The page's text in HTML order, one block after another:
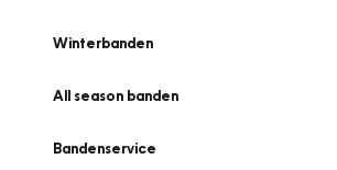
Winterbanden
All season banden
Bandenservice